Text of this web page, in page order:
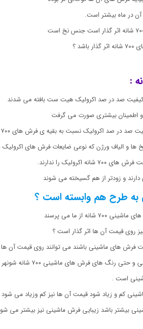
؟
اطمینان بیشتری صورت می گرفت
را ندارند.
و زودتر از هم گسیخته می شوند
طرح هم وابسته است ؟
از ما می پرسند
روی قیمت آن ها اثر گذار است ؟
فرش های ماشینی باشند می توانند روی قیمت آن ها
های ماشینی ۷۰۰ شانه شونهر قیمت بکسانی دارند
است .
کم و زیاد شود قیمت آن ها نیز کم وزیاد می شود
بیشتر باشد زیبایی فرش ماشینی نیز بیشتر می